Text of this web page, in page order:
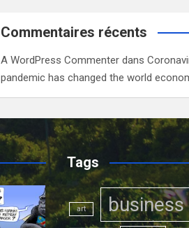
Commentaires récents
A WordPress Commenter dans
pandemic has changed the world
Tags
art business